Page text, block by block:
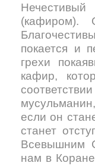
(кафиром).
покается и
грехи
кафир,
если он
станет
Всевышним
нам в